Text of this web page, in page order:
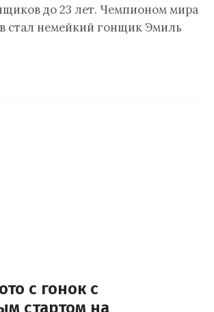
до 23 лет. Чемпионом мира
стал немейкий гонщик Эмиль
с гонок с
стартом на